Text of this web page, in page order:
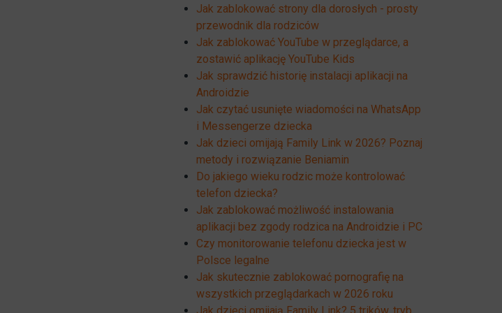
Jak zablokować strony dla dorosłych - prosty
przewodnik dla rodziców
Jak zablokować YouTube w przeglądarce, a
zostawić aplikację YouTube Kids
Jak sprawdzić historię instalacji aplikacji na
Androidzie
Jak czytać usunięte wiadomości na WhatsApp
i Messengerze dziecka
Jak dzieci omijają Family Link w 2026? Poznaj
metody i rozwiązanie Beniamin
Do jakiego wieku rodzic może kontrolować
telefon dziecka?
Jak zablokować możliwość instalowania
aplikacji bez zgody rodzica na Androidzie i PC
Czy monitorowanie telefonu dziecka jest w
Polsce legalne
Jak skutecznie zablokować pornografię na
wszystkich przeglądarkach w 2026 roku